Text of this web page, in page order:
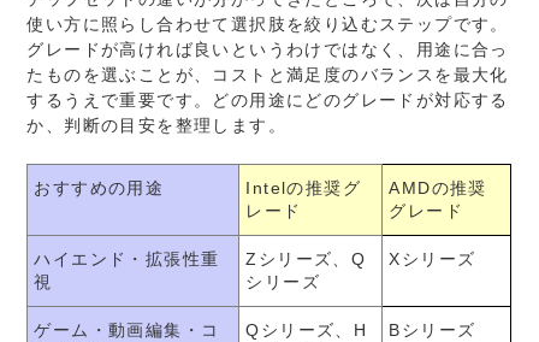
使い方に照らし合わせて選択肢を絞り込むステップです。
グレードが高ければ良いというわけではなく、用途に合っ
たものを選ぶことが、コストと満足度のバランスを最大化
するうえで重要です。どの用途にどのグレードが対応する
か、判断の目安を整理します。
おすすめの用途
Intelの推奨グ
レード
AMDの推奨
グレード
ハイエンド・拡張性重
視
Zシリーズ、Q
シリーズ
Xシリーズ
ゲーム・動画編集・コ
Qシリーズ、H
Bシリーズ